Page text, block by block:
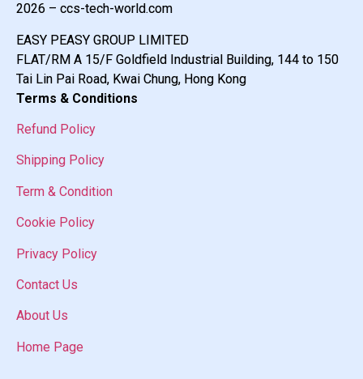
2026 – ccs-tech-world.com
EASY PEASY GROUP LIMITED
FLAT/RM A 15/F Goldfield Industrial Building, 144 to 150
Tai Lin Pai Road, Kwai Chung, Hong Kong
Terms & Conditions
Refund Policy
Shipping Policy
Term & Condition
Cookie Policy
Privacy Policy
Contact Us
About Us
Home Page